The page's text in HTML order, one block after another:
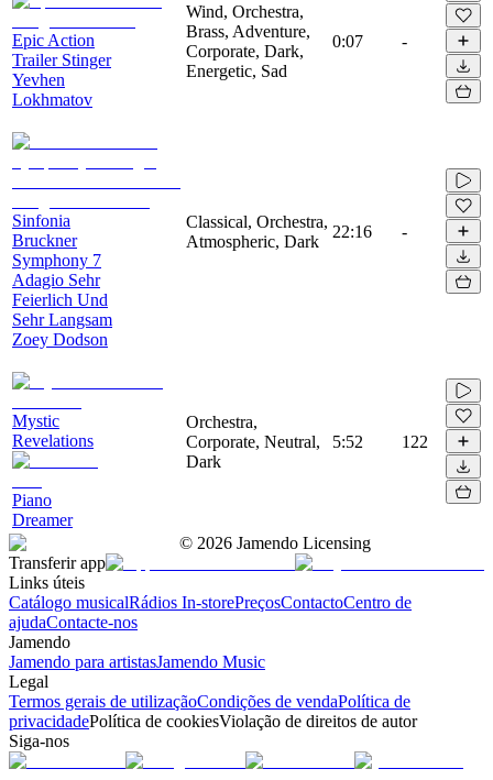
Epic Action
Trailer Stinger
Yevhen
Lokhmatov
Wind, Orchestra,
Brass, Adventure,
Corporate, Dark,
Energetic, Sad
0:07 -
Sinfonia
Bruckner
Symphony 7
Adagio Sehr
Feierlich Und
Sehr Langsam
Zoey Dodson
Classical, Orchestra,
Atmospheric, Dark
22:16 -
Mystic
Revelations
Piano
Dreamer
Orchestra,
Corporate, Neutral,
Dark
5:52 122
© 2026 Jamendo Licensing
Transferir app
Links úteis
Catálogo musicalRádios In-storePreçosContactoCentro de
ajudaContacte-nos
Jamendo
Jamendo para artistasJamendo Music
Legal
Termos gerais de utilizaçãoCondições de vendaPolítica de
privacidadePolítica de cookiesViolação de direitos de autor
Siga-nos